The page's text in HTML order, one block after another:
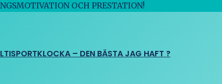
OCH PRESTATION!
– DEN BÄSTA JAG HAFT ?